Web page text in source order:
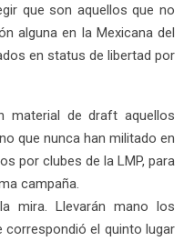
que son aquellos que no
alguna en la Mexicana del
en status de libertad por
material de draft aquellos
que nunca han militado en
por clubes de la LMP, para
campaña.
mira. Llevarán mano los
correspondió el quinto lugar